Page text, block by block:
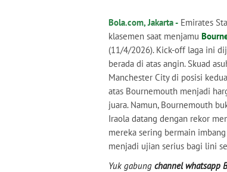
Bola.com, Jakarta - Emirates
klasemen saat menjamu
(11/4/2026). Kick-off laga ini
berada di atas angin. Skuad
Manchester City di posisi
atas Bournemouth menjadi
juara. Namun, Bournemouth
Iraola datang dengan rekor
mereka sering bermain
menjadi ujian serius bagi lini
Yuk gabung channel whatsapp